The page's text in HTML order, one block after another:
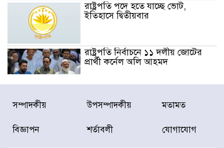
রাষ্ট্রপতি পদে হতে যাচ্ছে ভোট,
ইতিহাসে দ্বিতীয়বার
রাষ্ট্রপতি নির্বাচনে ১১ দলীয় জোটের
প্রার্থী কর্নেল অলি আহমদ
ডিএনসিসির সঙ্গে সমন্বয়ে পরিচ্ছন্নতার
নতুন উদ্যোগ নিকুঞ্জ-টানপাড়ায়
সম্পাদকীয় উপসম্পাদকীয় মতামত
বিজ্ঞাপন শর্তাবলী যোগাযোগ